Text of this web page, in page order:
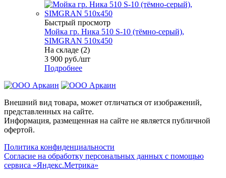
Быстрый просмотр
Мойка гр. Ника 510 S-10 (тёмно-серый),
SIMGRAN 510х450
На складе (2)
3 900 руб./шт
Подробнее
Внешний вид товара, может отличаться от изображений,
представленных на сайте.
Информация, размещенная на сайте не является публичной
офертой.
Политика конфиденциальности
Согласие на обработку персональных данных с помощью
сервиса «Яндекс.Метрика»